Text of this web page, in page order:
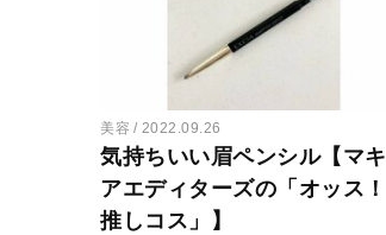
美容 2022.09.26
気持ちいい眉ペンシル【マキ
アエディターズの「オッス！
推しコス」】